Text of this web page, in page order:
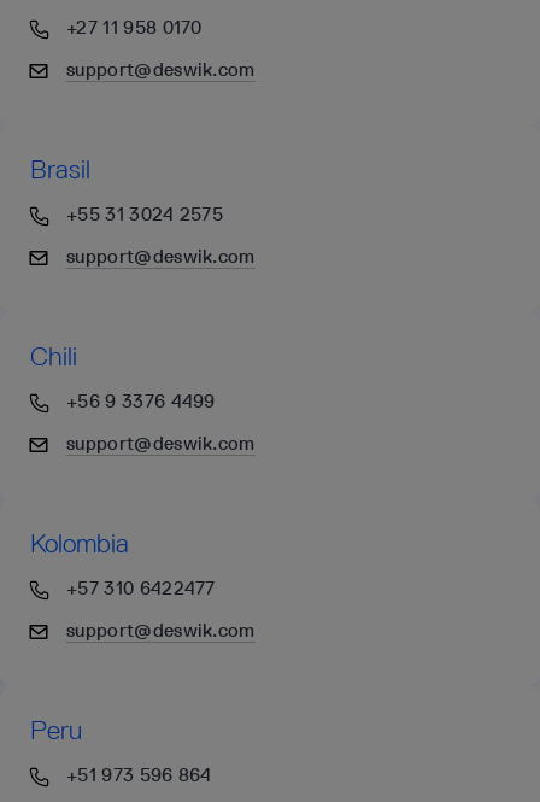
+27 11 958 0170
support@deswik.com
Brasil
+55 31 3024 2575
support@deswik.com
Chili
+56 9 3376 4499
support@deswik.com
Kolombia
+57 310 6422477
support@deswik.com
Peru
+51 973 596 864